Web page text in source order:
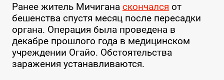
Ранее житель Мичигана скончался от
бешенства спустя месяц после пересадки
органа. Операция была проведена в
декабре прошлого года в медицинском
учреждении Огайо. Обстоятельства
заражения устанавливаются.